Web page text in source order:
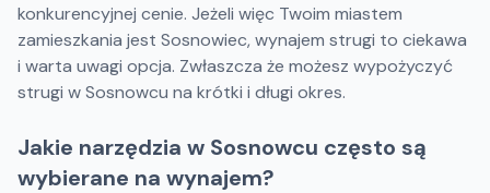
konkurencyjnej cenie. Jeżeli więc Twoim miastem
zamieszkania jest Sosnowiec, wynajem strugi to ciekawa
i warta uwagi opcja. Zwłaszcza że możesz wypożyczyć
strugi w Sosnowcu na krótki i długi okres.
Jakie narzędzia w Sosnowcu często są
wybierane na wynajem?